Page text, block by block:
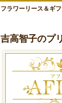
フラワーリース＆ギ
吉高智子のプ